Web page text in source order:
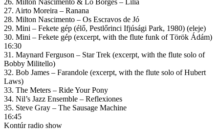
27. Airto Moreira – Ranana
28. Milton Nascimento – Os Escravos de Jó
29. Mini – Fekete gép (élő, Pestlőrinci Ifjúsági Park, 1980) (eleje)
30. Mini – Fekete gép (excerpt, with the flute funk of Török Ádám)
16:30
31. Maynard Ferguson – Star Trek (excerpt, with the flute solo of
Bobby Militello)
32. Bob James – Farandole (excerpt, with the flute solo of Hubert
Laws)
33. The Meters – Ride Your Pony
34. Nil’s Jazz Ensemble – Reflexiones
35. Steve Gray – The Sausage Machine
16:45
Kontúr radio show